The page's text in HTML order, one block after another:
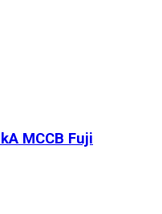
MCCB Fuji